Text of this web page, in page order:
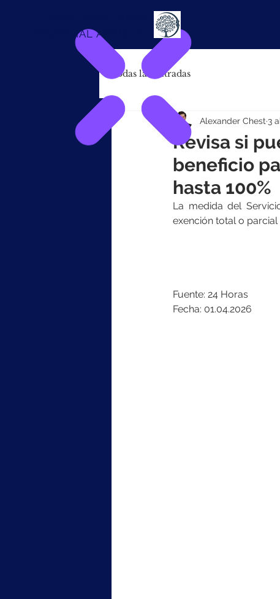
FINANCIAL ADVISOR
Todas las entradas
Revisa si
beneficio
hasta 100%
Alexander Chest 3
La medida del
exención total o
Fuente: 24 Horas
Fecha: 01.04.2026